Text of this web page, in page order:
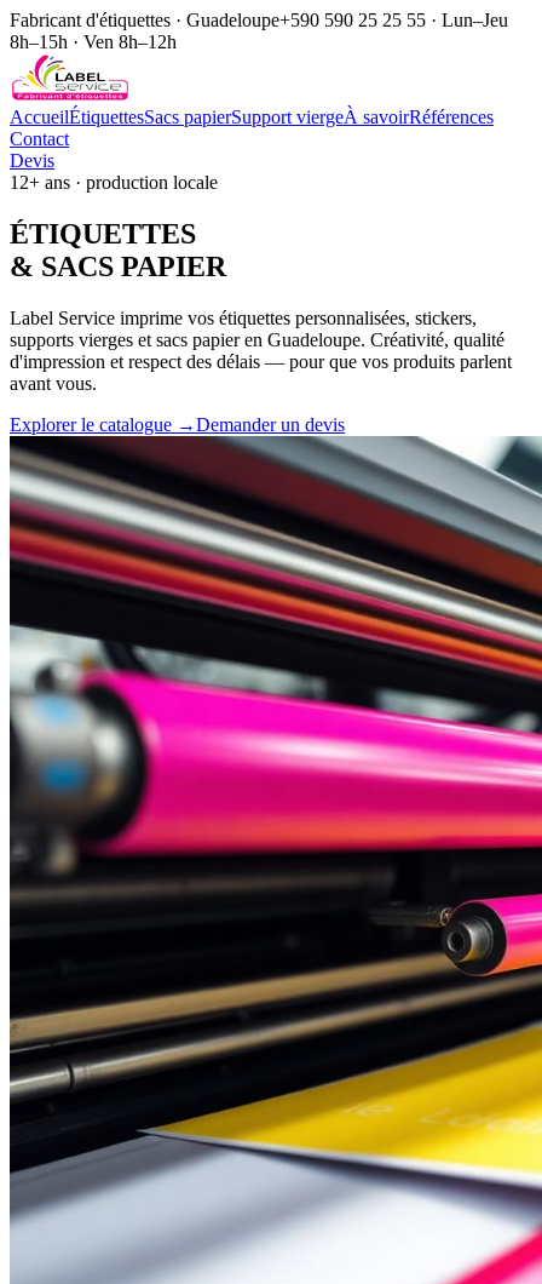
Fabricant d'étiquettes · Guadeloupe+590 590 25 25 55 · Lun–Jeu
8h–15h · Ven 8h–12h
AccueilÉtiquettesSacs papierSupport viergeÀ savoirRéférences
Contact
Devis
12+ ans · production locale
ÉTIQUETTES
& SACS PAPIER
Label Service imprime vos étiquettes personnalisées, stickers,
supports vierges et sacs papier en Guadeloupe. Créativité, qualité
d'impression et respect des délais — pour que vos produits parlent
avant vous.
Explorer le catalogue →Demander un devis